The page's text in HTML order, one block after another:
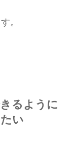
。
るように
い